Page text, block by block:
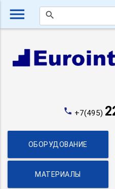
menu search
phone +7(495)
ОБОРУДОВАНИЕ
МАТЕРИАЛЫ